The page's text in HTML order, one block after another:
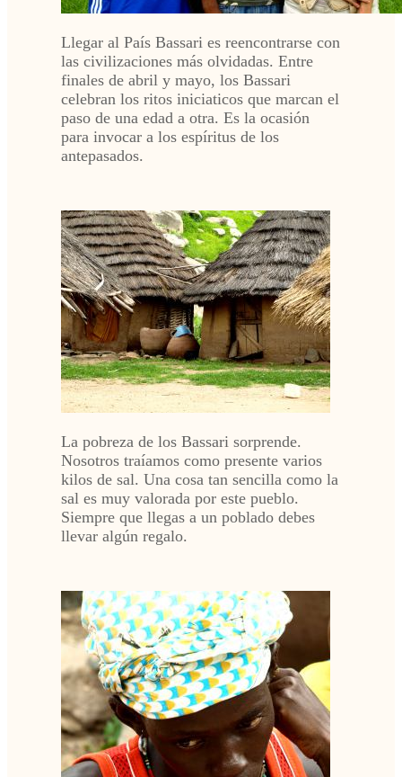
Llegar al País Bassari es reencontrarse con
las civilizaciones más olvidadas. Entre
finales de abril y mayo, los Bassari
celebran los ritos iniciaticos que marcan el
paso de una edad a otra. Es la ocasión
para invocar a los espíritus de los
antepasados.
La pobreza de los Bassari sorprende.
Nosotros traíamos como presente varios
kilos de sal. Una cosa tan sencilla como la
sal es muy valorada por este pueblo.
Siempre que llegas a un poblado debes
llevar algún regalo.